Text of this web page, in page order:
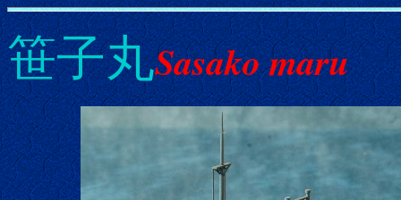
笹子丸Sasako maru